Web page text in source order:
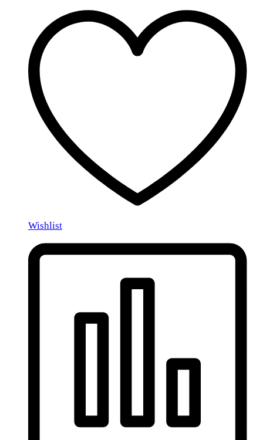
Wishlist